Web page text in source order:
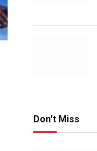
Don't Miss